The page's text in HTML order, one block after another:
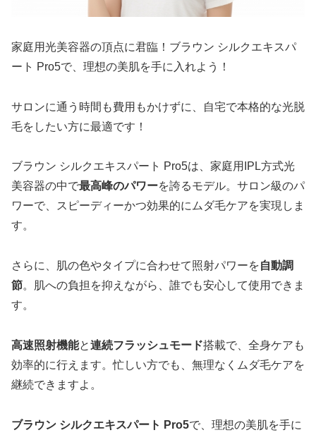
家庭用光美容器の頂点に君臨！ブラウン シルクエキスパ
ート Pro5で、理想の美肌を手に入れよう！
サロンに通う時間も費用もかけずに、自宅で本格的な光脱
毛をしたい方に最適です！
ブラウン シルクエキスパート Pro5は、家庭用IPL方式光
美容器の中で最高峰のパワーを誇るモデル。サロン級のパ
ワーで、スピーディーかつ効果的にムダ毛ケアを実現しま
す。
さらに、肌の色やタイプに合わせて照射パワーを自動調
節。肌への負担を抑えながら、誰でも安心して使用できま
す。
高速照射機能と連続フラッシュモード搭載で、全身ケアも
効率的に行えます。忙しい方でも、無理なくムダ毛ケアを
継続できますよ。
ブラウン シルクエキスパート Pro5で、理想の美肌を手に